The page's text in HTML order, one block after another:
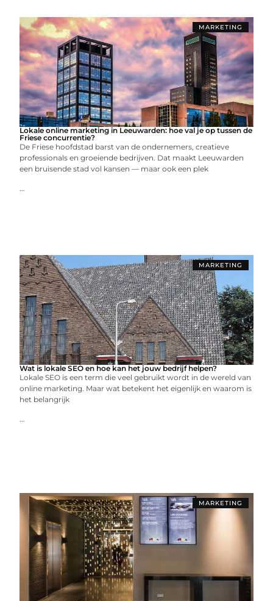
MARKETING
Lokale online marketing in Leeuwarden: hoe val je op tussen de
Friese concurrentie?
De Friese hoofdstad barst van de ondernemers, creatieve
professionals en groeiende bedrijven. Dat maakt Leeuwarden
een bruisende stad vol kansen — maar ook een plek
...
MARKETING
Wat is lokale SEO en hoe kan het jouw bedrijf helpen?
Lokale SEO is een term die veel gebruikt wordt in de wereld van
online marketing. Maar wat betekent het eigenlijk en waarom is
het belangrijk
...
MARKETING